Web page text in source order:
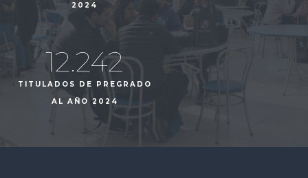
2024
12.242
TITULADOS DE PREGRADO
AL AÑO 2024